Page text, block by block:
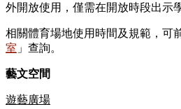
外開放使用，僅需在開放時段出示
相關體育場地使用時間及規範，可
室 」查詢。
藝文空間
遊藝廣場